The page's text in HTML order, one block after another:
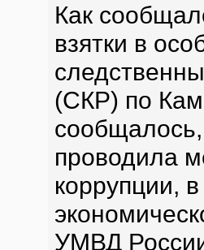
Как
взятки в
(СКР) по
проводила
коррупции,
УМВД